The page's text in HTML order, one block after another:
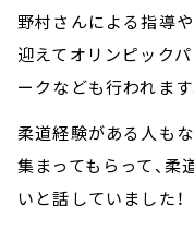
野村さんによる指導
迎えてオリンピック
ークなども行われます
柔道経験がある人も
集まってもらって、
いと話していました！